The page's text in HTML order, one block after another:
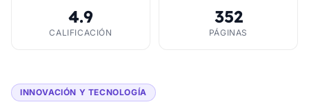
4.9
CALIFICACIÓN
352
PÁGINAS
INNOVACIÓN Y TECNOLOGÍA